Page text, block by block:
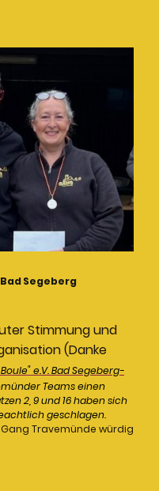
Segeberg
Stimmung und
(Danke
e.V. Bad Segeberg-
Teams einen
2, 9 und 16 haben sich
geschlagen.
Travemünde würdig